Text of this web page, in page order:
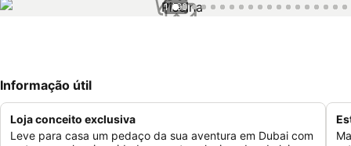
1 / 90
Informação útil
Loja conceito exclusiva
Leve para casa um pedaço da sua aventura em Dubai com